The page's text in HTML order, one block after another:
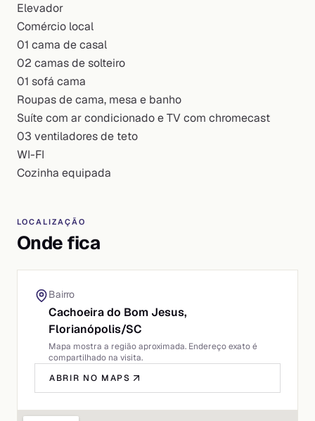
Elevador
Comércio local
01 cama de casal
02 camas de solteiro
01 sofá cama
Roupas de cama, mesa e banho
Suíte com ar condicionado e TV com chromecast
03 ventiladores de teto
WI-FI
Cozinha equipada
LOCALIZAÇÃO
Onde fica
Bairro
Cachoeira do Bom Jesus,
Florianópolis/SC
Mapa mostra a região aproximada. Endereço exato é
compartilhado na visita.
ABRIR NO MAPS